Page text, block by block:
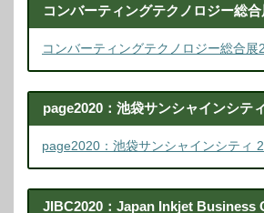
コンバーティングテクノロジー総合
コンバーティングテクノロジー総合展
page2020：池袋サンシャインシテ
page2020：池袋サンシャインシティ
JIBC2020：Japan Inkjet Business